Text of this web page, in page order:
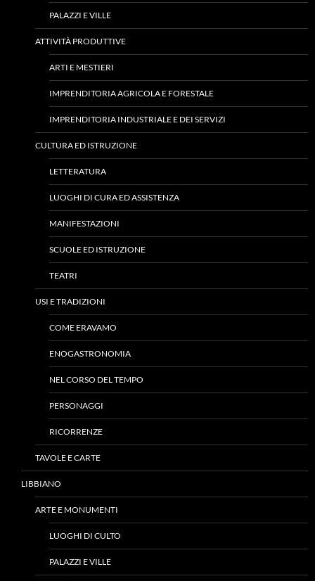
PALAZZI E VILLE
ATTIVITÀ PRODUTTIVE
ARTI E MESTIERI
IMPRENDITORIA AGRICOLA E FORESTALE
IMPRENDITORIA INDUSTRIALE E DEI SERVIZI
CULTURA ED ISTRUZIONE
LETTERATURA
LUOGHI DI CURA ED ASSISTENZA
MANIFESTAZIONI
SCUOLE ED ISTRUZIONE
TEATRI
USI E TRADIZIONI
COME ERAVAMO
ENOGASTRONOMIA
NEL CORSO DEL TEMPO
PERSONAGGI
RICORRENZE
TAVOLE E CARTE
LIBBIANO
ARTE E MONUMENTI
LUOGHI DI CULTO
PALAZZI E VILLE